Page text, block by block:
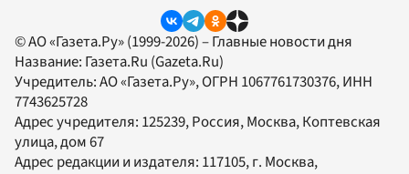
© АО «Газета.Ру» (1999-2026) – Главные новости дня
Название: Газета.Ru (Gazeta.Ru)
Учредитель:АО «Газета.Ру», ОГРН 1067761730376, ИНН
7743625728
Адрес учредителя: 125239, Россия, Москва, Коптевская
улица, дом 67
Адрес редакции и издателя: 117105, г. Москва,